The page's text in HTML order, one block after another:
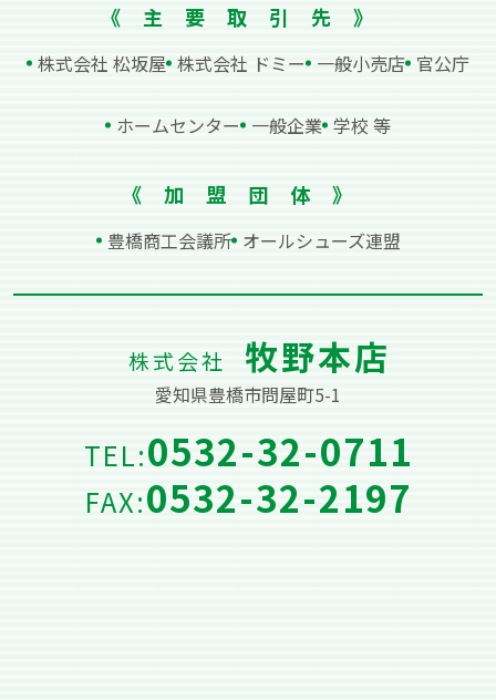
《主要取引先》
株式会社 松坂屋 株式会社 ドミー ⼀般⼩売店 官公庁
ホームセンター ⼀般企業 学校 等
《加盟団体》
豊橋商⼯会議所 オールシューズ連盟
株式会社 牧野本店
愛知県豊橋市問屋町5-1
TEL:0532-32-0711
FAX:0532-32-2197